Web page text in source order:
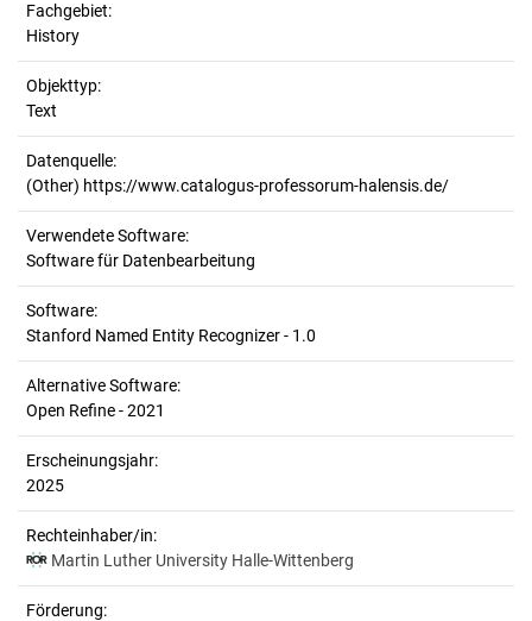
Fachgebiet:
History
Objekttyp:
Text
Datenquelle:
(Other) https://www.catalogus-professorum-halensis.de/
Verwendete Software:
Software für Datenbearbeitung
Software:
Stanford Named Entity Recognizer - 1.0
Alternative Software:
Open Refine - 2021
Erscheinungsjahr:
2025
Rechteinhaber/in:
Martin Luther University Halle-Wittenberg
Förderung: